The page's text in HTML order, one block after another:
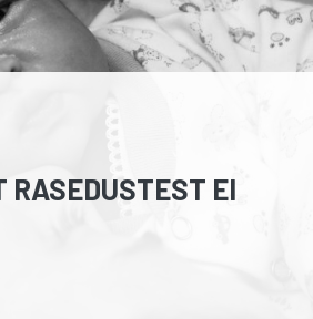
RASEDUSTEST EI